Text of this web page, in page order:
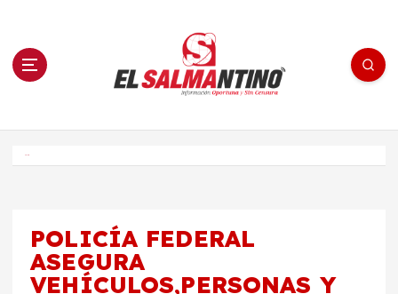
n El Salmantino - medios/noticias/editorial
POLICÍA FEDERAL
ASEGURA
VEHÍCULOS,PERSONAS Y